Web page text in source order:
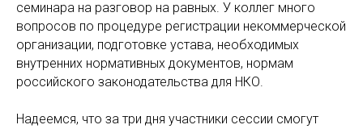
семинара на разговор на равных. У коллег много
вопросов по процедуре регистрации некоммерческой
организации, подготовке устава, необходимых
внутренних нормативных документов, нормам
российского законодательства для НКО.
Надеемся, что за три дня участники сессии смогут